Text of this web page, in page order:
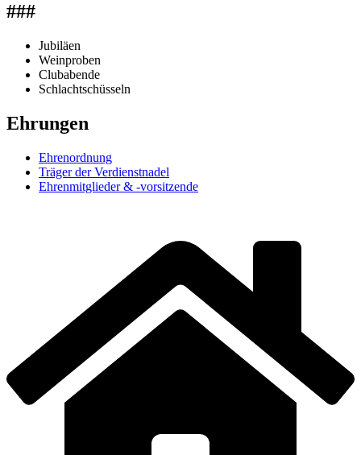
###
Jubiläen
Weinproben
Clubabende
Schlachtschüsseln
Ehrungen
Ehrenordnung
Träger der Verdienstnadel
Ehrenmitglieder & -vorsitzende